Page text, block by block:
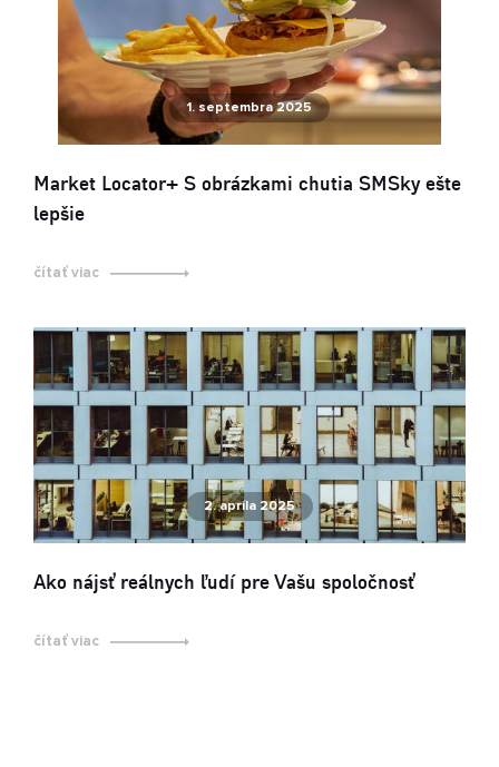
1. septembra 2025
Market Locator+ S obrázkami chutia SMSky ešte
lepšie
čítať viac
2. apríla 2025
Ako nájsť reálnych ľudí pre Vašu spoločnosť
čítať viac